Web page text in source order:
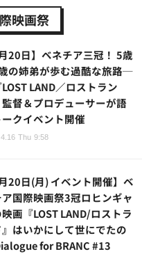
映画祭
月20日】ベネチア三冠！ 5歳
の姉弟が歩む過酷な旅路─
LAND／ロストラン
監督＆プロデューサーが語
クイベント開催
Thu 9:58
月20日(月) イベント開催】ベ
国際映画祭3冠ロヒンギャ
画『LOST LAND/ロストラ
』はいかにして世にでたの
for BRANC #13